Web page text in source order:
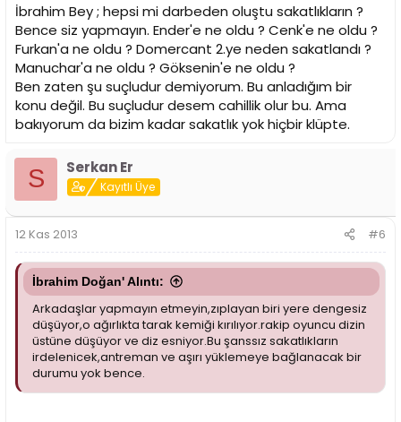
İbrahim Bey ; hepsi mi darbeden oluştu sakatlıkların ?
Bence siz yapmayın. Ender'e ne oldu ? Cenk'e ne oldu ?
Furkan'a ne oldu ? Domercant 2.ye neden sakatlandı ?
Manuchar'a ne oldu ? Göksenin'e ne oldu ?
Ben zaten şu suçludur demiyorum. Bu anladığım bir
konu değil. Bu suçludur desem cahillik olur bu. Ama
bakıyorum da bizim kadar sakatlık yok hiçbir klüpte.
S Serkan Er
Kayıtlı Üye
12 Kas 2013 #6
İbrahim Doğan' Alıntı:
Arkadaşlar yapmayın etmeyin,zıplayan biri yere dengesiz
düşüyor,o ağırlıkta tarak kemiği kırılıyor.rakip oyuncu dizin
üstüne düşüyor ve diz esniyor.Bu şanssız sakatlıkların
irdelenicek,antreman ve aşırı yüklemeye bağlanacak bir
durumu yok bence.